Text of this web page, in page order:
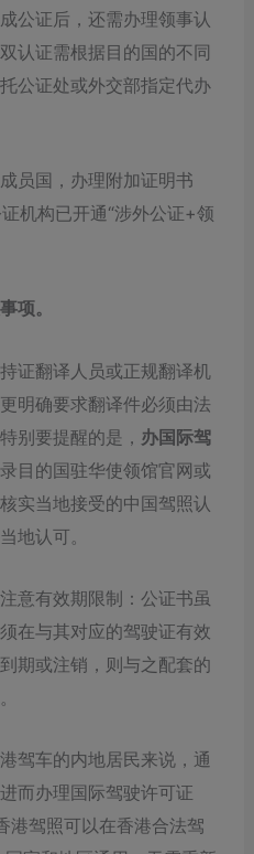
公证后，还需办理领事认
认证需根据目的国的不同
公证处或外交部指定代办
员国，办理附加证明书
机构已开通“涉外公证+领
项。
证翻译人员或正规翻译机
明确要求翻译件必须由法
别要提醒的是， 办国际驾
目的国驻华使领馆官网或
实当地接受的中国驾照认
地认可。
意有效期限制：公证书虽
在与其对应的驾驶证有效
期或注销，则与之配套的
驾车的内地居民来说，通
而办理国际驾驶许可证
港驾照可以在香港合法驾